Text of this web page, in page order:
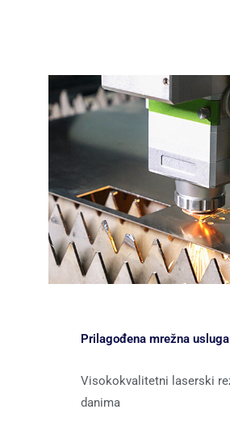
Prilagođena mrežna
Visokokvalitetni laserski
danima